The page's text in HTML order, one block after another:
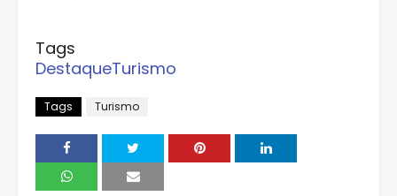
Tags
DestaqueTurismo
Tags Turismo